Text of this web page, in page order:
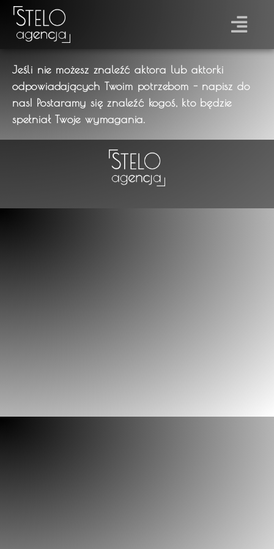
Jeśli nie możesz znaleźć aktora lub aktorki
odpowiadających Twoim potrzebom - napisz do
nas! Postaramy się znaleźć kogoś, kto będzie
spełniał Twoje wymagania.